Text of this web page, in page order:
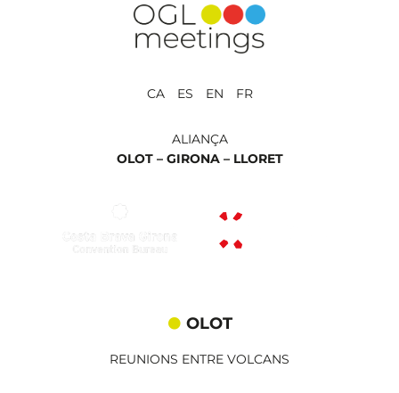
CA ES EN FR
ALIANÇA
OLOT – GIRONA – LLORET
OLOT
REUNIONS ENTRE VOLCANS